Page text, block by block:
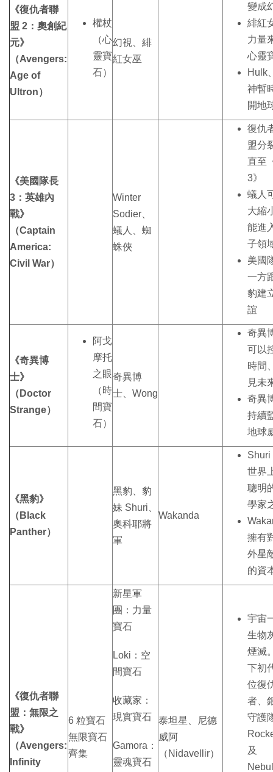
《復仇者聯
盟 2：奧創紀
元》
（Avengers:
Age of
Ultron）
權杖
（心
靈寶
石）
幻視、緋
紅女巫
變成
緋紅
力量
心靈
Hulk
神暫
開地
《美國隊長
3：英雄內
戰》
（Captain
America:
Civil War）
Winter
Sodier、
蟻人、蜘
蛛俠
復仇
盟分
直至
3》
蟻人
大縮
能進
子領
美國
一方
豹建
誼
《奇異博
士》
（Doctor
Strange）
阿戈
摩托
之眼
（時
間寶
石）
奇異博
士、Wong
奇異
可以
時間
見未
奇異
持續
地球
《黑豹》
（Black
Panther）
黑豹、豹
妹 Shuri、
奧科耶將
軍
Wakanda
Shuri
世界
聰明
學家
擁有
外星
的資
《復仇者聯
盟：無限之
戰》
（Avengers:
Infinity
6 粒寶石
無限寶石
齊集
新星軍
團：力量
寶石
Loki：空
間寶石
收藏家：
現實寶石
Gamora：
靈魂寶石
泰坦星、尼德
威阿
（Nidavellir）
宇宙
生物
煙滅
下初
位復
者、
守護
及